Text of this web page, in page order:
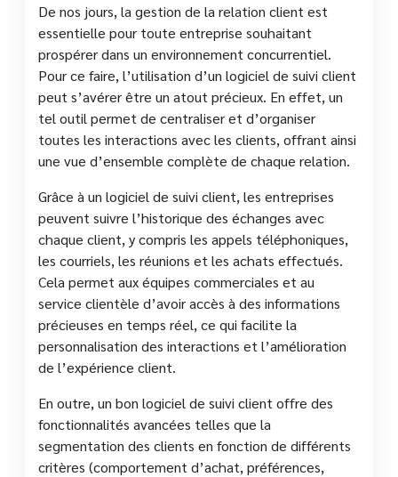
De nos jours, la gestion de la relation client est
essentielle pour toute entreprise souhaitant
prospérer dans un environnement concurrentiel.
Pour ce faire, l’utilisation d’un logiciel de suivi client
peut s’avérer être un atout précieux. En effet, un
tel outil permet de centraliser et d’organiser
toutes les interactions avec les clients, offrant ainsi
une vue d’ensemble complète de chaque relation.
Grâce à un logiciel de suivi client, les entreprises
peuvent suivre l’historique des échanges avec
chaque client, y compris les appels téléphoniques,
les courriels, les réunions et les achats effectués.
Cela permet aux équipes commerciales et au
service clientèle d’avoir accès à des informations
précieuses en temps réel, ce qui facilite la
personnalisation des interactions et l’amélioration
de l’expérience client.
En outre, un bon logiciel de suivi client offre des
fonctionnalités avancées telles que la
segmentation des clients en fonction de différents
critères (comportement d’achat, préférences,